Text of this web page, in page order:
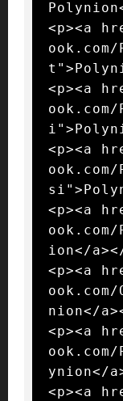
<p><a
<p><a
<p><a
<p><a
ion</
<p><a
nion</
<p><a
ynion</
<p><a